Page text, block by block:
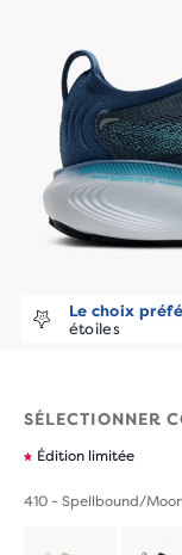
Les
Le choix
étoiles
SÉLECTIONNER
Édition limitée
410 - Spellbound/